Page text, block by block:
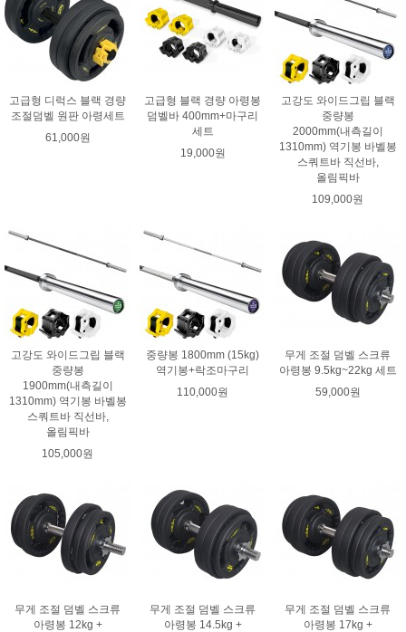
고급형 디럭스 블랙 경량
조절덤벨 원판 아령세트
61,000원
고급형 블랙 경량 아령봉
덤벨바 400mm+마구리
세트
19,000원
고강도 와이드그립 블랙
중량봉
2000mm(내측길이
1310mm) 역기봉 바벨봉
스쿼트바 직선바,
올림픽바
109,000원
고강도 와이드그립 블랙
중량봉
1900mm(내측길이
1310mm) 역기봉 바벨봉
스쿼트바 직선바,
올림픽바
105,000원
중량봉 1800mm (15kg)
역기봉+락조마구리
110,000원
무게 조절 덤벨 스크류
아령봉 9.5kg~22kg 세트
59,000원
무게 조절 덤벨 스크류
아령봉 12kg +
무게 조절 덤벨 스크류
아령봉 14.5kg +
무게 조절 덤벨 스크류
아령봉 17kg +